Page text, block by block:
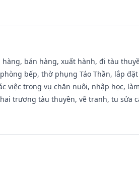
bán hàng, xuất hành, đi tàu
bếp, thờ phụng Táo Thần, lắp
việc trong vụ chăn nuôi, nhập học,
trương tàu thuyền, vẽ tranh, tu sửa